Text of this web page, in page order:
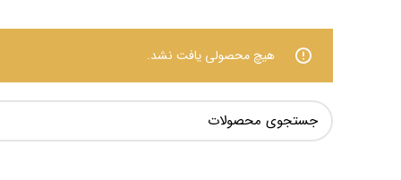
هیچ محصولی یافت نشد.